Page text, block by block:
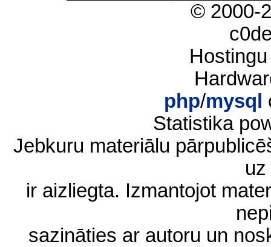
© 2000-
php/mysql
Statistika
Jebkuru materiālu
ir aizliegta. Izmantojot
sazināties ar autoru un